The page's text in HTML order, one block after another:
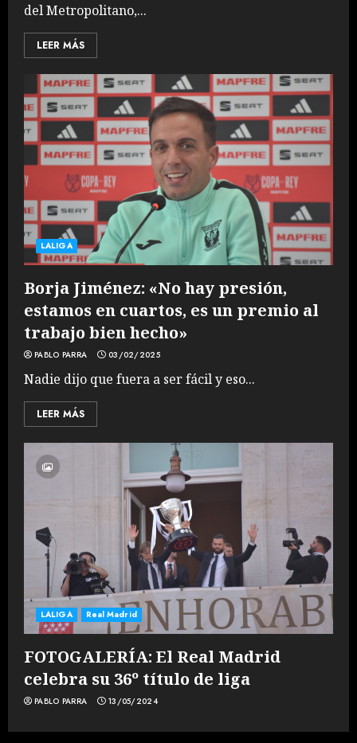
del Metropolitano,...
LEER MÁS
LALIGA
Borja Jiménez: «No hay presión,
estamos en cuartos, es un premio al
trabajo bien hecho»
PABLO PARRA 03/02/2025
Nadie dijo que fuera a ser fácil y eso...
LEER MÁS
LALIGA Real Madrid
FOTOGALERÍA: El Real Madrid
celebra su 36º título de liga
PABLO PARRA 13/05/2024